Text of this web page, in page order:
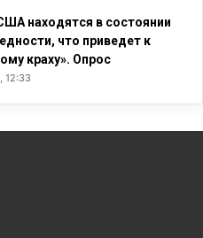
находятся в состоянии
что приведет к
краху». Опрос
12:33